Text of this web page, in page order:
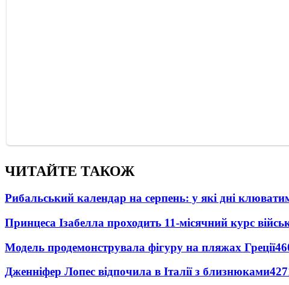
ЧИТАЙТЕ ТАКОЖ
Рибальський календар на серпень: у які дні
Принцеса Ізабелла проходить 11-місячний курс
Модель продемонструвала фігуру на пляжах Греції
Дженніфер Лопес відпочила в Італії з близнюками